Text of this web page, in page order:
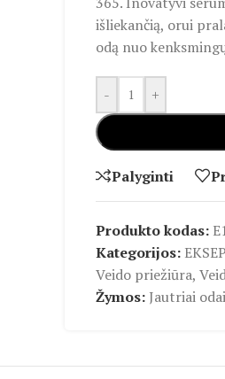
išliekančią, orui
odą nuo
- +
Palyginti
Produkto kodas:
Kategorijos:
Veido priežiūra,
Žymos: Jautriai odai